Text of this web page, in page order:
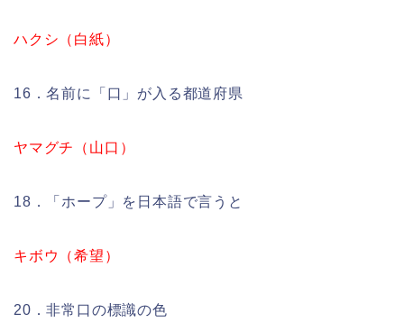
ハクシ（白紙）
16．名前に「口」が入る都道府県
ヤマグチ（山口）
18．「ホープ」を日本語で言うと
キボウ（希望）
20．非常口の標識の色